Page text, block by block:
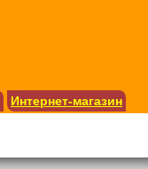
Интернет-магазин